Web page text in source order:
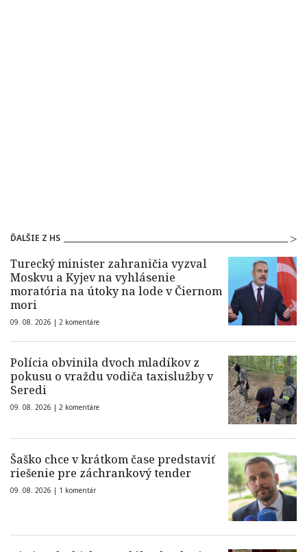
ĎALŠIE Z HS
Turecký minister zahraničia vyzval
Moskvu a Kyjev na vyhlásenie
moratória na útoky na lode v Čiernom
mori
09. 08. 2026 | 2 komentáre
Polícia obvinila dvoch mladíkov z
pokusu o vraždu vodiča taxislužby v
Seredi
09. 08. 2026 | 2 komentáre
Šaško chce v krátkom čase predstaviť
riešenie pre záchrankový tender
09. 08. 2026 | 1 komentár